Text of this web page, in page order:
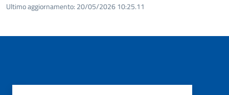
Ultimo aggiornamento: 20/05/2026 10:25.11